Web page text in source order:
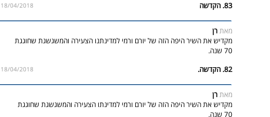
83. הקדשה
18/04/2018 - 23:41
מאתרן
מקדיש את השיר היפה הזה של יורם ורמי למדינתנו הצעירה והמשגשגת שחוגגת
70 שנה.
82. הקדשה.
18/04/2018 - 23:38
מאתרן
מקדיש את השיר היפה הזה של יורם ורמי למדינתו הצעירה והמשגשגת שחוגגת
70 שנה.